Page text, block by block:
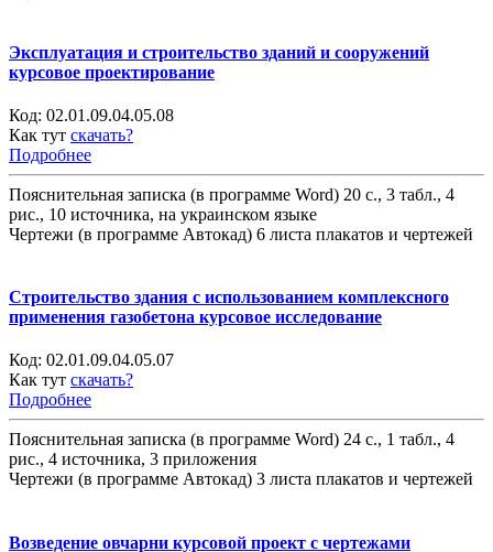
Эксплуатация и строительство зданий и сооружений
курсовое проектирование
Код: 02.01.09.04.05.08
Как тут скачать?
Подробнее
Пояснительная записка (в программе Word) 20 с., 3 табл., 4
рис., 10 источника, на украинском языке
Чертежи (в программе Автокад) 6 листа плакатов и чертежей
Строительство здания с использованием комплексного
применения газобетона курсовое исследование
Код: 02.01.09.04.05.07
Как тут скачать?
Подробнее
Пояснительная записка (в программе Word) 24 с., 1 табл., 4
рис., 4 источника, 3 приложения
Чертежи (в программе Автокад) 3 листа плакатов и чертежей
Возведение овчарни курсовой проект с чертежами